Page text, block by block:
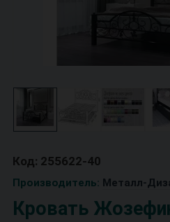
Код: 255622-40
Производитель: Металл-
Кровать